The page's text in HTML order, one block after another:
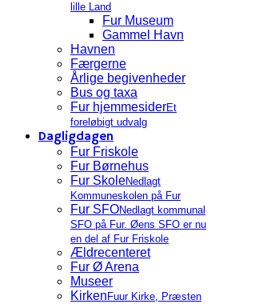
lille Land
Fur Museum
Gammel Havn
Havnen
Færgerne
Årlige begivenheder
Bus og taxa
Fur hjemmesiderEt
foreløbigt udvalg
Dagligdagen
Fur Friskole
Fur Børnehus
Fur SkoleNedlagt
Kommuneskolen på Fur
Fur SFONedlagt kommunal
SFO på Fur. Øens SFO er nu
en del af Fur Friskole
Ældrecenteret
Fur Ø Arena
Museer
Kirken Fuur Kirke, Præsten